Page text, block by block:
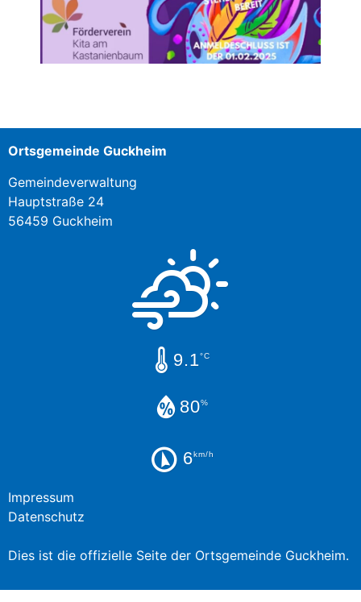
Ortsgemeinde Guckheim
Gemeindeverwaltung
Hauptstraße 24
56459 Guckheim
9.1°C
80%
6km/h
Impressum
Datenschutz
Dies ist die offizielle Seite der Ortsgemeinde Guckheim.